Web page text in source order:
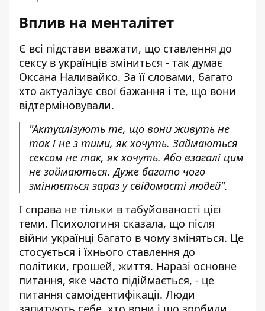
Вплив на менталітет
Є всі підстави вважати, що ставлення до
сексу в українців зміниться - так думає
Оксана Наливайко. За її словами, багато
хто актуалізує свої бажання і те, що вони
відтерміновували.
"Актуалізують те, що вони живуть не
так і не з тими, як хочуть. Займаються
сексом не так, як хочуть. Або взагалі цим
не займаються. Дуже багато чого
змінюється зараз у свідомості людей".
І справа не тільки в табуйованості цієї
теми. Психологиня сказала, що після
війни українці багато в чому зміняться. Це
стосується і їхнього ставлення до
політики, грошей, життя. Наразі основне
питання, яке часто підіймається, - це
питання самоідентифікації. Люди